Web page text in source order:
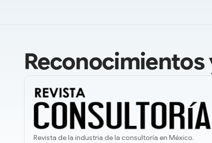
Revista de la industria de la consultoría en México.